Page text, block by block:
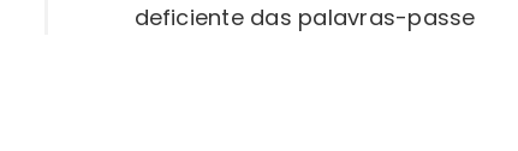
deficiente das palavras-passe